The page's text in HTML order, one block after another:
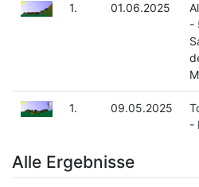
1. 01.06.2025
-
1. 09.05.2025
-
Alle Ergebnisse